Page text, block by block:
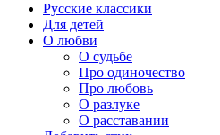
Русские классики
Для детей
О любви
О судьбе
Про одиночество
Про любовь
О разлуке
О расставании